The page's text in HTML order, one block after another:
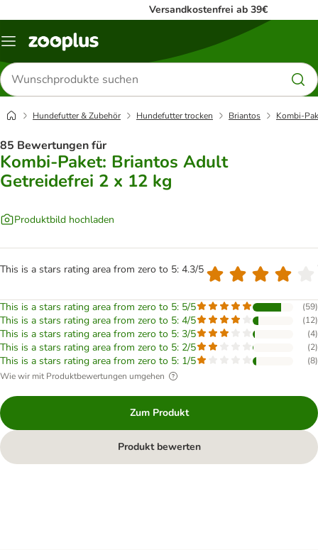
Versandkostenfrei ab 39€
Menü
Produkte
suchen
Hundefutter & Zubehör Hundefutter trocken Briantos Kombi-
85 Bewertungen für
Kombi-Paket: Briantos Adult
Getreidefrei 2 x 12 kg
Produktbild hochladen
This is a stars rating area from zero to 5: 4.3/5
This is a stars rating area from zero to 5: 5/5 (59)
This is a stars rating area from zero to 5: 4/5 (12)
This is a stars rating area from zero to 5: 3/5 (4)
This is a stars rating area from zero to 5: 2/5 (2)
This is a stars rating area from zero to 5: 1/5 (8)
Wie wir mit Produktbewertungen umgehen
Zum Produkt
Produkt bewerten